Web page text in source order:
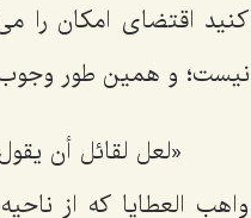
كنید اقتضاى امكان را
نیست؛ و همین طور وجوب
«لعل لقائل أن
واهب العطایا كه از